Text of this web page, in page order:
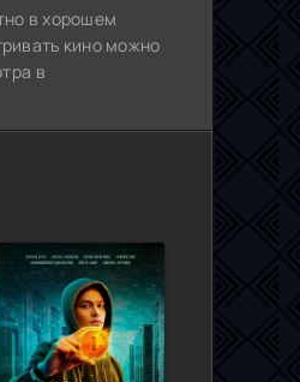
в хорошем
кино можно
в